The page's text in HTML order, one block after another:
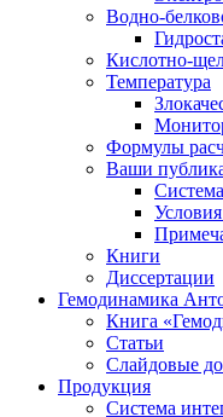
Водно-
Кислотно-
Температура
Формулы
Ваши
Книги
Диссертации
Гемодинамика
Книга
Статьи
Слайдовые
Продукция
Система